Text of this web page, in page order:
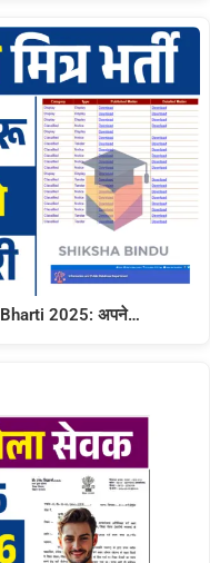
2025: अपने…